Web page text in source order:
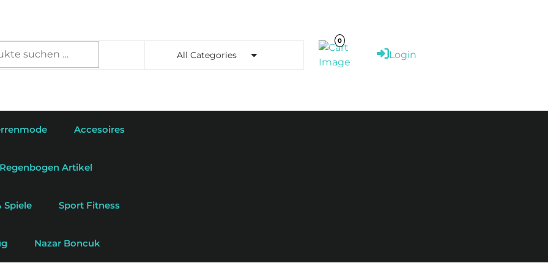
All Categories
0
Login
Accesoires
Regenbogen Artikel
Spiele Sport Fitness
Nazar Boncuk